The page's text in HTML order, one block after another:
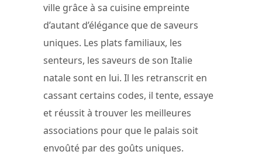
ville grâce à sa cuisine empreinte
d’autant d’élégance que de saveurs
uniques. Les plats familiaux, les
senteurs, les saveurs de son Italie
natale sont en lui. Il les retranscrit en
cassant certains codes, il tente, essaye
et réussit à trouver les meilleures
associations pour que le palais soit
envoûté par des goûts uniques.